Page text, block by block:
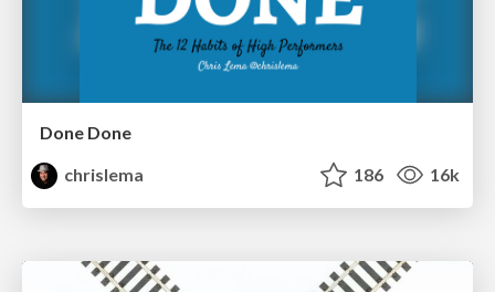
Done Done
chrislema
186 16k